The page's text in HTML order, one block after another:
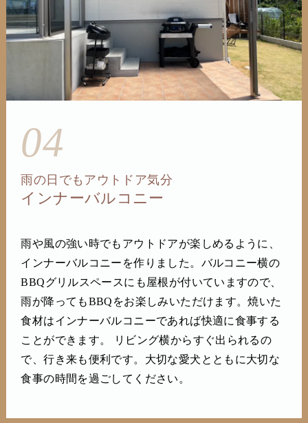
04
雨の日でもアウトドア気分
インナーバルコニー
雨や風の強い時でもアウトドアが楽しめるように、
インナーバルコニーを作りました。バルコニー横の
BBQグリルスペースにも屋根が付いていますので、
雨が降ってもBBQをお楽しみいただけます。焼いた
食材はインナーバルコニーであれば快適に食事する
ことができます。 リビング横からすぐ出られるの
で、行き来も便利です。大切な愛犬とともに大切な
食事の時間を過ごしてください。